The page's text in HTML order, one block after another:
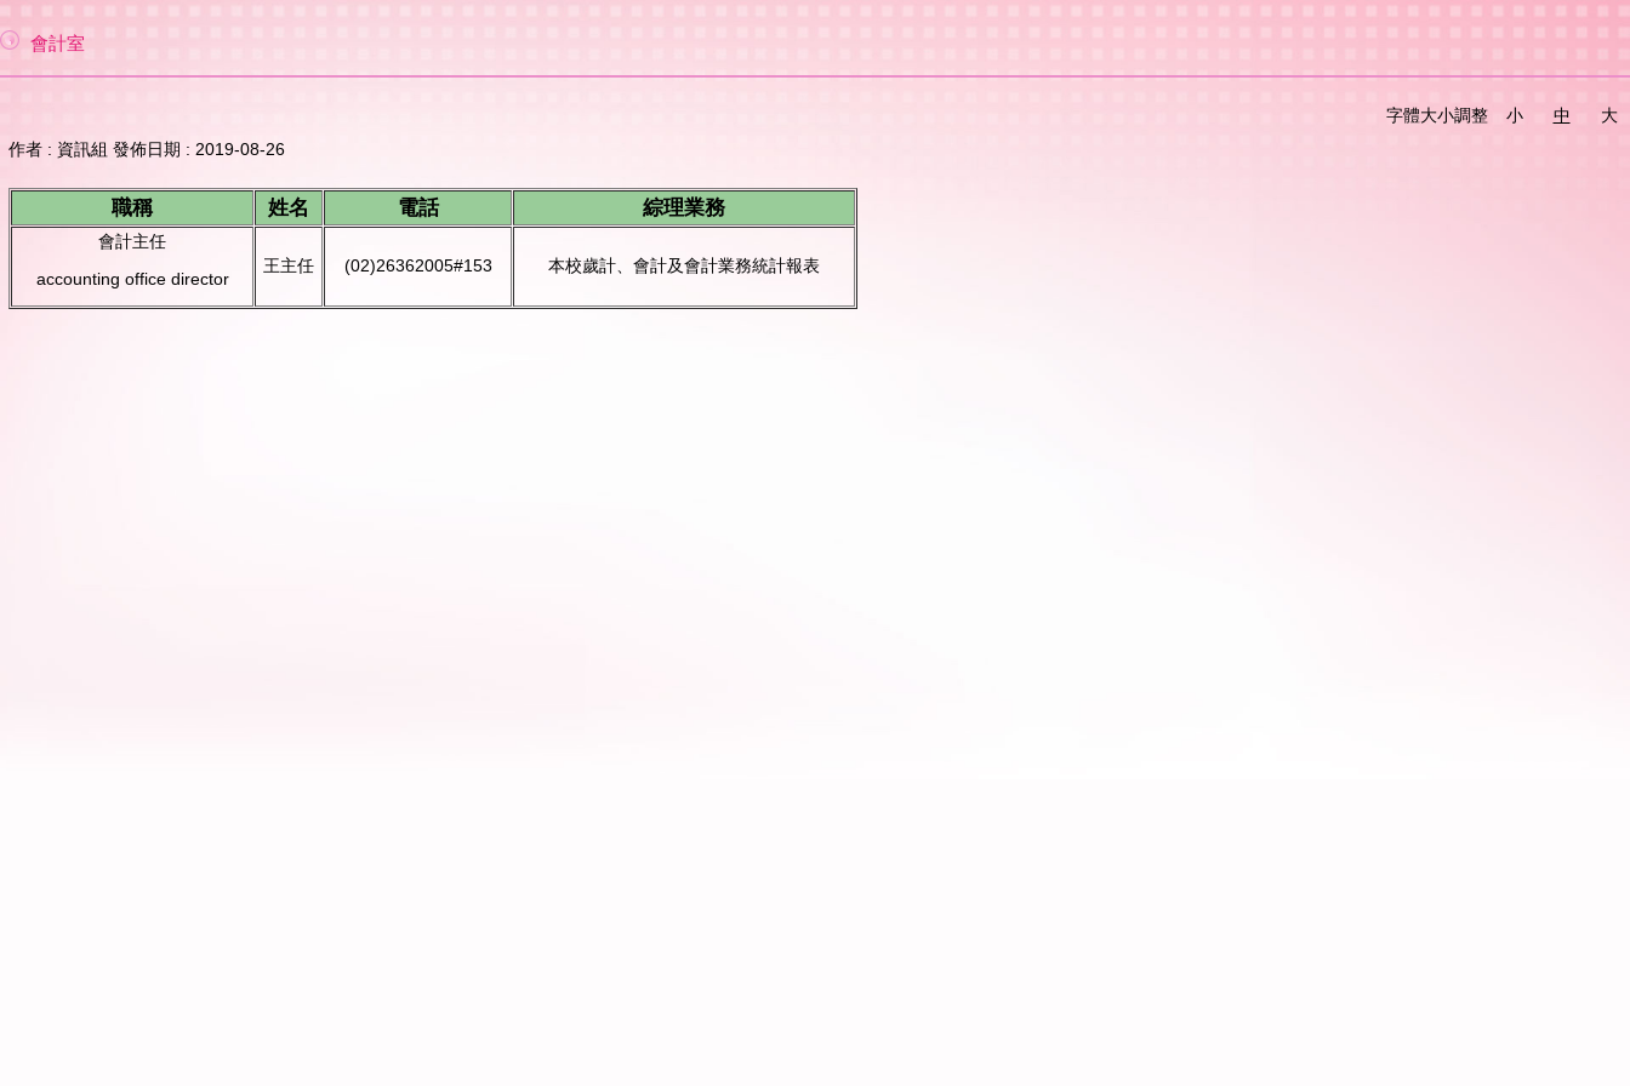
會計室
字體大小調整 小 中
大
作者 : 資訊組 發佈日期 : 2019-08-26
職稱 姓名 電話 綜理業務
會計主任
accounting office director
王主任 (02)26362005#153 本校歲計、會計及會計業務統計報表